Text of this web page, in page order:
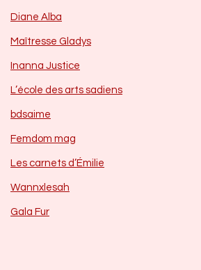
Diane Alba
Maîtresse Gladys
Inanna Justice
L’école des arts sadiens
bdsaime
Femdom mag
Les carnets d’Émilie
Wannxlesah
Gala Fur